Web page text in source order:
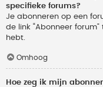
specifieke forums?
Je abonneren op een
de link “Abonneer
hebt.
Omhoog
Hoe zeg ik mijn